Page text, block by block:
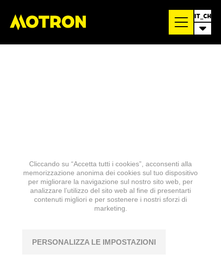
IT_CH
Cliccando su “Accetta tutti i cookies”, acconsenti alla
memorizzazione anonima dei cookies sul tuo dispositivo
per migliorare la navigazione sul nostro sito web, per
analizzare l’utilizzo del sito web al fine di presentarti
contenuti migliori e per sostenere i nostri sforzi di
marketing.
PERSONALIZZA LE IMPOSTAZIONI